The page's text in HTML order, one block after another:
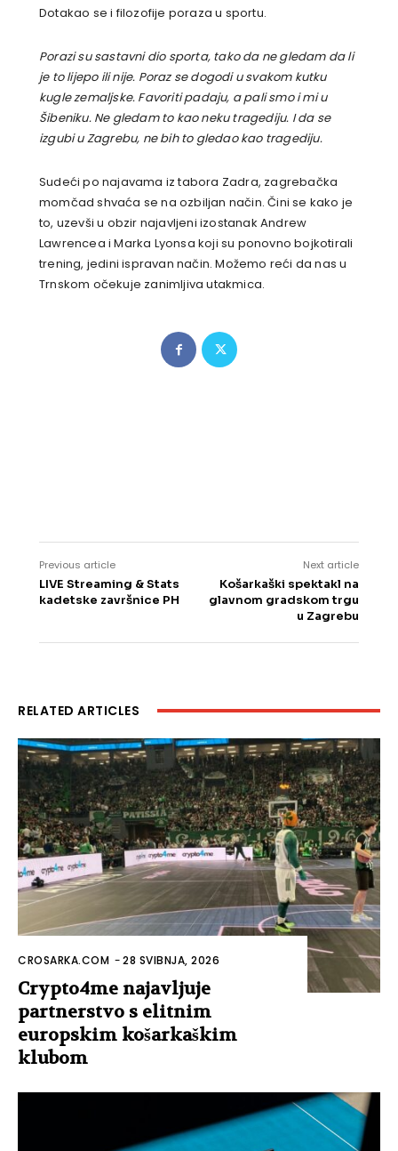
Dotakao se i filozofije poraza u sportu.
Porazi su sastavni dio sporta, tako da ne gledam da li
je to lijepo ili nije. Poraz se dogodi u svakom kutku
kugle zemaljske. Favoriti padaju, a pali smo i mi u
Šibeniku. Ne gledam to kao neku tragediju. I da se
izgubi u Zagrebu, ne bih to gledao kao tragediju.
Sudeći po najavama iz tabora Zadra, zagrebačka
momčad shvaća se na ozbiljan način. Čini se kako je
to, uzevši u obzir najavljeni izostanak Andrew
Lawrencea i Marka Lyonsa koji su ponovno bojkotirali
trening, jedini ispravan način. Možemo reći da nas u
Trnskom očekuje zanimljiva utakmica.
Previous article
LIVE Streaming & Stats
kadetske završnice PH
Next article
Košarkaški spektakl na
glavnom gradskom trgu
u Zagrebu
RELATED ARTICLES
CROSARKA.COM -28 SVIBNJA, 2026
Crypto4me najavljuje
partnerstvo s elitnim
europskim košarkaškim
klubom